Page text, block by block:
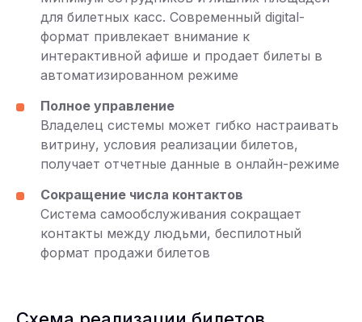
для билетных касс. Современный digital-
формат привлекает внимание к
интерактивной афише и продает билеты в
автоматизированном режиме
Полное управление
Владелец системы может гибко настраивать
витрину, условия реализации билетов,
получает отчетные данные в онлайн-режиме
Сокращение числа контактов
Система самообслуживания сокращает
контакты между людьми, беспилотный
формат продажи билетов